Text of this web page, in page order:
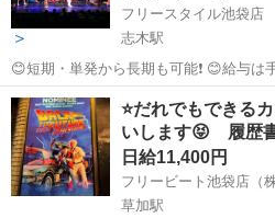
フリースタイル池袋店
志木駅
😊短期・単発から長期も可能❗ 😊給与は
トは日勤夜勤自由なスケジューリングが
者も大歓迎❗ 😊大学生から40代、50代も
❗ ...
埼玉 さいたま市 志木駅
⭐だれでもできる
いします😝 履歴
日給11,400円
フリービート池袋店（
草加駅